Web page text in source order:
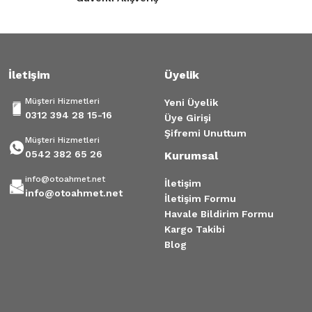
Termostat Kadjar Clio 4 Megane 4 1.5 Dizel
1.200,00 TL
İletişim
Müşteri Hizmetleri
0312 394 28 15-16
Müşteri Hizmetleri
0542 382 65 26
info@otoahmet.net
info@otoahmet.net
Üyelik
Yeni Üyelik
Üye Girişi
Şifremi Unuttum
Kurumsal
İletişim
İletişim Formu
Havale Bildirim Formu
Kargo Takibi
Blog